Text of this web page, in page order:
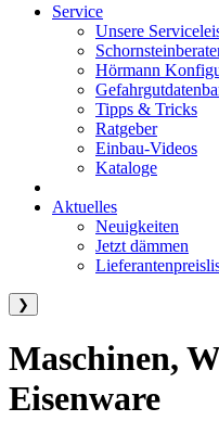
Service
Unsere
Hörmann
Tipps & Tricks
Ratgeber
Einbau-Videos
Kataloge
Aktuelles
Neuigkeiten
Jetzt dämmen
❯
Maschinen,
Eisenware